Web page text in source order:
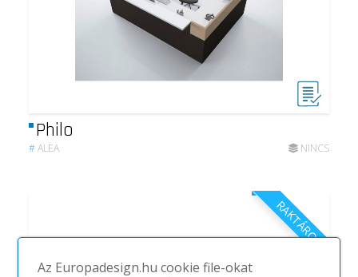
Philo
#ALEA NINCS
RAKTÁRON
Az Europadesign.hu cookie file-okat